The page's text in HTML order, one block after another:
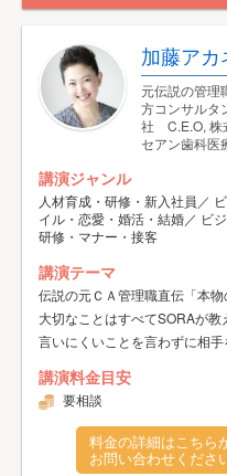
加藤アカ
元伝説の管
方コンサルタ
社 C.E.O, 株
セアン歯科
講演ジャンル
人材育成・研修・新入社員／
イル・恋愛・婚活・結婚／ ビ
研修・マナー・接客
講演テーマ
伝説の元ＣＡ管理職直伝「本物
大切なことはすべてSORAが
言いにくいことを言わずに相手
講演料金目安
要相談
料金の詳細はこちら
お問い合わせくださ